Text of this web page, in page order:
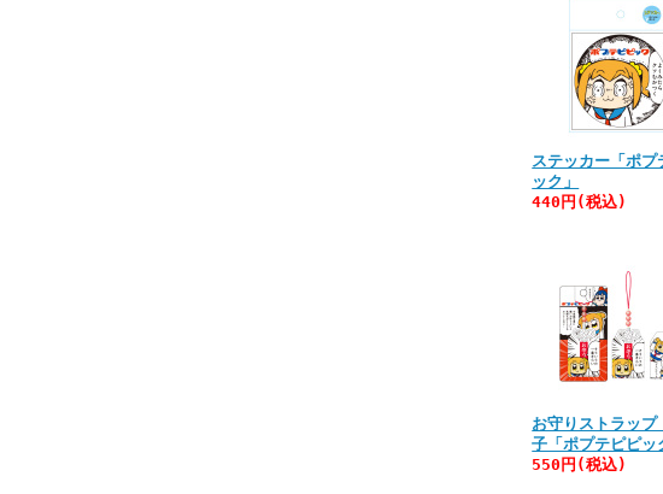
ステッカー「ポプ
ック」
440円(税込)
お守りストラッ
子「ポプテピピッ
550円(税込)